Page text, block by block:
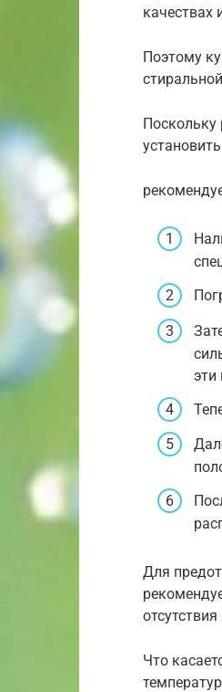
качествах
Поэтому
Поскольку
Для
Что